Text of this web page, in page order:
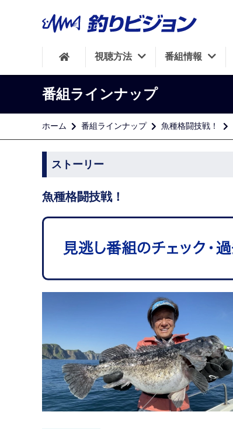
視聴方法 番組情報
番組ラインナップ
ホーム 番組ラインナップ 魚種格闘技戦！
ストーリー
魚種格闘技戦！